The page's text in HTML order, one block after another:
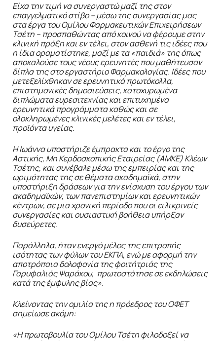
Είχα την τιμή να συνεργαστώ μαζί της στον
επαγγελματικό στίβο – μέσω της συνεργασίας μας
στα έργα του Ομίλου Φαρμακευτικών Επιχειρήσεων
Τσέτη – προσπαθώντας από κοινού να φέρουμε στην
κλινική πράξη και εν τέλει, στον ασθενή τις ιδέες που
η ίδια οραματίστηκε, μαζί με τα «παιδιά» της όπως
αποκαλούσε τους νέους ερευνητές που μαθήτευσαν
δίπλα της στο εργαστήριο Φαρμακολογίας. Ιδέες που
μετεξελίχθηκαν σε ερευνητικά πρωτόκολλα,
επιστημονικές δημοσιεύσεις, κατοχυρωμένα
διπλώματα ευρεσιτεχνίας και επιτυχημένα
ερευνητικά προγράμματα καθώς και σε
ολοκληρωμένες κλινικές μελέτες και εν τέλει,
προϊόντα υγείας.
Η Ιωάννα υποστήριζε έμπρακτα και το έργο της
Αστικής, Μη Κερδοσκοπικής Εταιρείας (ΑΜΚΕ) Κλέων
Τσέτης, και συνέβαλε μέσω της εμπειρίας και της
ωριμότητας της σε θέματα ακαδημαϊκά, στην
υποστήριξη δράσεων για την ενίσχυση του έργου των
ακαδημαϊκών, των πανεπιστημίων και ερευνητικών
κέντρων, σε μια χρονική περίοδο που οι ειλικρινείς
συνεργασίες και ουσιαστική βοήθεια υπήρξαν
δυσεύρετες.
Παράλληλα, ήταν ενεργό μέλος της επιτροπής
ισότητας των φύλων του ΕΚΠΑ, ενώ με αφορμή την
αποτρόπαια δολοφονία της φοιτήτριάς της
Γαρυφαλιάς Ψαράκου, πρωτοστάτησε σε εκδηλώσεις
κατά της έμφυλης βίας».
Κλείνοντας την ομιλία της η πρόεδρος του ΟΦΕΤ
σημείωσε ακόμη:
«Η πρωτοβουλία του Ομίλου Τσέτη φιλοδοξεί να